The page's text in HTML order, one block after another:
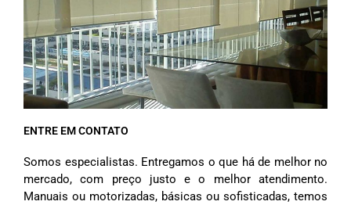
ENTRE EM CONTATO
Somos especialistas. Entregamos o que há de melhor no
mercado, com preço justo e o melhor atendimento.
Manuais ou motorizadas, básicas ou sofisticadas, temos